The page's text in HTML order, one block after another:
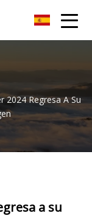
2024 Regresa A Su
a su